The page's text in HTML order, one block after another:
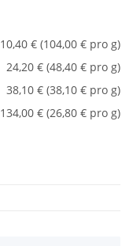
10,40 € (104,00 € pro g)
24,20 € (48,40 € pro g)
38,10 € (38,10 € pro g)
134,00 € (26,80 € pro g)